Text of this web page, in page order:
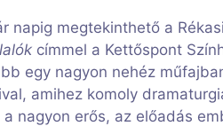
napig megtekinthető a
címmel a Kettőspont
egy nagyon nehéz
amihez komoly
a nagyon erős, az előadás